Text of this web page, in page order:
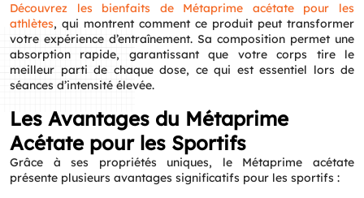
Découvrez les bienfaits de Métaprime acétate pour les
athlètes, qui montrent comment ce produit peut transformer
votre expérience d’entraînement. Sa composition permet une
absorption rapide, garantissant que votre corps tire le
meilleur parti de chaque dose, ce qui est essentiel lors de
séances d’intensité élevée.
Les Avantages du Métaprime
Acétate pour les Sportifs
Grâce à ses propriétés uniques, le Métaprime acétate
présente plusieurs avantages significatifs pour les sportifs :